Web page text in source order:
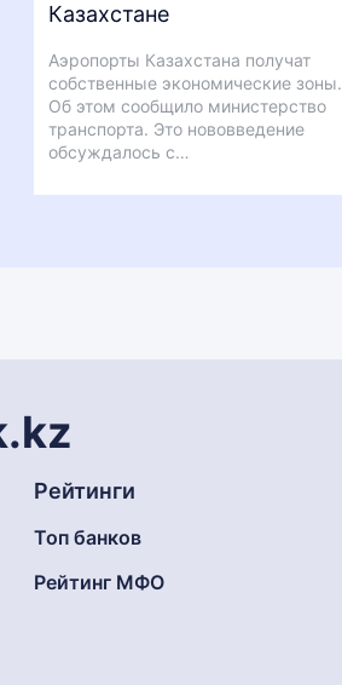
Казахстане
Аэропорты Казахстана получат
собственные экономические зоны.
Об этом сообщило министерство
транспорта. Это нововведение
обсуждалось с…
Рейтинги
Топ банков
Рейтинг МФО